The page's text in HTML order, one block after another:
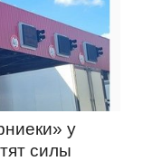
у
силы